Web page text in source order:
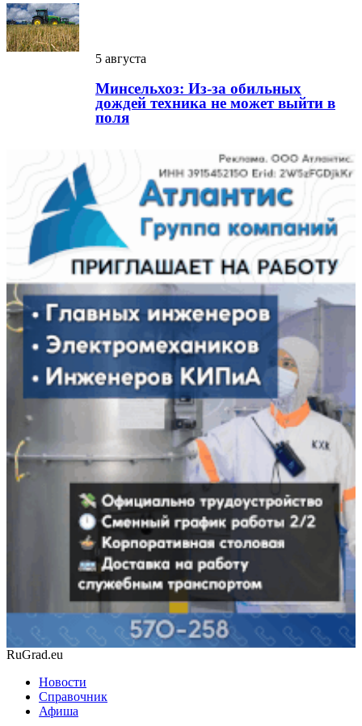
5 августа
Минсельхоз: Из-за обильных
дождей техника не может выйти в
поля
RuGrad.eu
Новости
Справочник
Афиша